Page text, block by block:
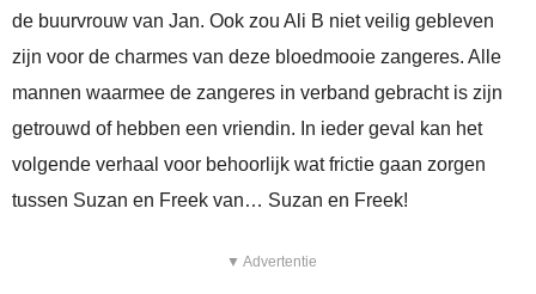
de buurvrouw van Jan. Ook zou Ali B niet veilig gebleven
zijn voor de charmes van deze bloedmooie zangeres. Alle
mannen waarmee de zangeres in verband gebracht is zijn
getrouwd of hebben een vriendin. In ieder geval kan het
volgende verhaal voor behoorlijk wat frictie gaan zorgen
tussen Suzan en Freek van… Suzan en Freek!
▼ Advertentie